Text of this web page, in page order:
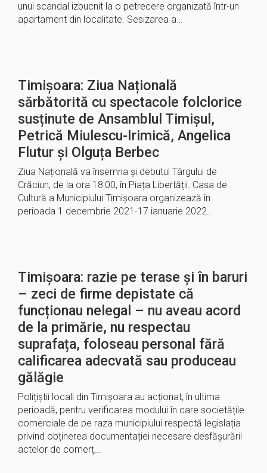
unui scandal izbucnit la o petrecere organizată într-un
apartament din localitate. Sesizarea a…
Timișoara: Ziua Națională
sărbătorită cu spectacole folclorice
susținute de Ansamblul Timişul,
Petrică Miulescu-Irimică, Angelica
Flutur și Olguța Berbec
Ziua Națională va însemna și debutul Târgului de
Crăciun, de la ora 18:00, în Piața Libertății. Casa de
Cultură a Municipiului Timișoara organizează în
perioada 1 decembrie 2021-17 ianuarie 2022…
Timișoara: razie pe terase și în baruri
– zeci de firme depistate că
funcționau nelegal – nu aveau acord
de la primărie, nu respectau
suprafața, foloseau personal fără
calificarea adecvată sau produceau
gălăgie
Polițiștii locali din Timișoara au acționat, în ultima
perioadă, pentru verificarea modului în care societățile
comerciale de pe raza municipiului respectă legislația
privind obținerea documentației necesare desfășurării
actelor de comerț,…